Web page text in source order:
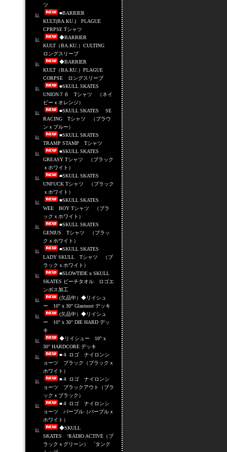
ツ
■BARRIER
KULT(BA.KU.) PLAGUE
CPRPSE Tシャツ
◆BARRIER
KULT（BA.KU.）CULTING
ロングスリーブ
◆BARRIER
KULT（BA.KU.）PLAGUE
CORPSE ロングスリーブ
■SKULL SKATES
UNION７６ Tシャツ （ネイ
ビーｘオレンジ）
■SKULL SKATES SE
RACING Tシャツ （ブラウ
ンｘブルー）
■SKULL SKATES
TRAMP STAMP Tシャツ
■SKULL SKATES
GREASY Tシャツ （ブラック
ｘホワイト）
■SKULL SKATES
UNFUCK Tシャツ （ブラック
ｘホワイト）
■SKULL SKATES
WEE BOY Tシャツ （ブラ
ックｘホワイト）
■SKULL SKATES
GENIUS Tシャツ （ブラッ
クｘホワイト）
■SKULL SKATES
LADY SKULL Tシャツ （ブ
ラックｘホワイト）
■SLOWTIDE x SKULL
SKATES ビーチタオル ロゴエ
ンボス加工
(欠品中）◆リイシュ
ー 10" x 30" Glastnost デッキ
(欠品中）◆リイシュ
ー 10" x 30" DIE HARD デッ
キ
◆リイシュー 10" x
30" HARDCORE デッキ
■４ ロゴ ナイロンシ
ョーツ ブラック（ブラックｘ
ホワイト）
■４ ロゴ ナイロンシ
ョーツ ブラックアウト（ブラ
ックｘブラック）
■４ ロゴ ナイロンシ
ョーツ パープル（パープルｘ
ホワイト）
◆SKULL
SKATES ‘RADIO ACTIVE（ブ
ラックｘグリーン） `タンク